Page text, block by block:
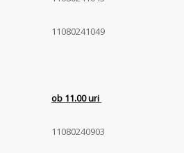
11080241049
ob 11.00 uri
11080240903